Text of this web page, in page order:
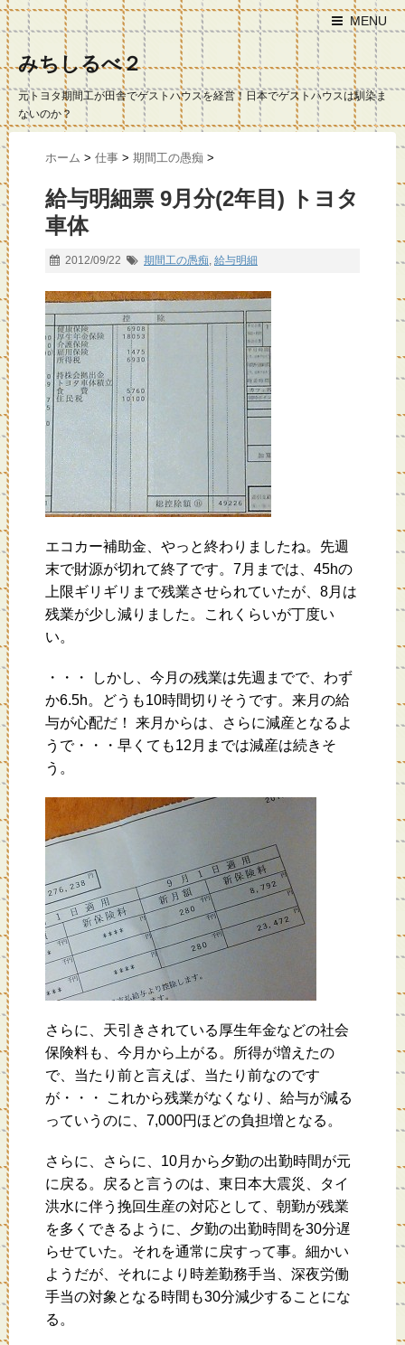
MENU
みちしるべ２
元トヨタ期間工が田舎でゲストハウスを経営！日本でゲストハウスは馴染ま
ないのか？
ホーム > 仕事 > 期間工の愚痴 >
給与明細票 9月分(2年目) トヨタ
車体
2012/09/22 期間工の愚痴, 給与明細
エコカー補助金、やっと終わりましたね。先週
末で財源が切れて終了です。7月までは、45hの
上限ギリギリまで残業させられていたが、8月は
残業が少し減りました。これくらいが丁度い
い。
・・・ しかし、今月の残業は先週までで、わず
か6.5h。どうも10時間切りそうです。来月の給
与が心配だ！ 来月からは、さらに減産となるよ
うで・・・早くても12月までは減産は続きそ
う。
さらに、天引きされている厚生年金などの社会
保険料も、今月から上がる。所得が増えたの
で、当たり前と言えば、当たり前なのです
が・・・ これから残業がなくなり、給与が減る
っていうのに、7,000円ほどの負担増となる。
さらに、さらに、10月から夕勤の出勤時間が元
に戻る。戻ると言うのは、東日本大震災、タイ
洪水に伴う挽回生産の対応として、朝勤が残業
を多くできるように、夕勤の出勤時間を30分遅
らせていた。それを通常に戻すって事。細かい
ようだが、それにより時差勤務手当、深夜労働
手当の対象となる時間も30分減少することにな
る。